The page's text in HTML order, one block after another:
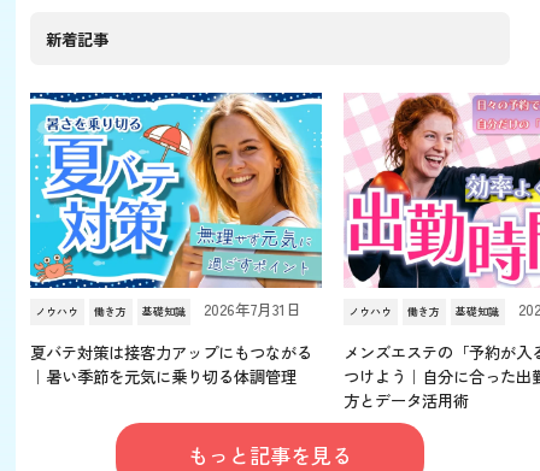
新着記事
ノウハウ 働き方 基礎知識 2026年7月31日
夏バテ対策は接客力アップにもつながる
｜暑い季節を元気に乗り切る体調管理
ノウハウ 働き方 基礎知識
メンズエステの「予約が入
つけよう｜自分に合った出
方とデータ活用術
もっと記事を見る